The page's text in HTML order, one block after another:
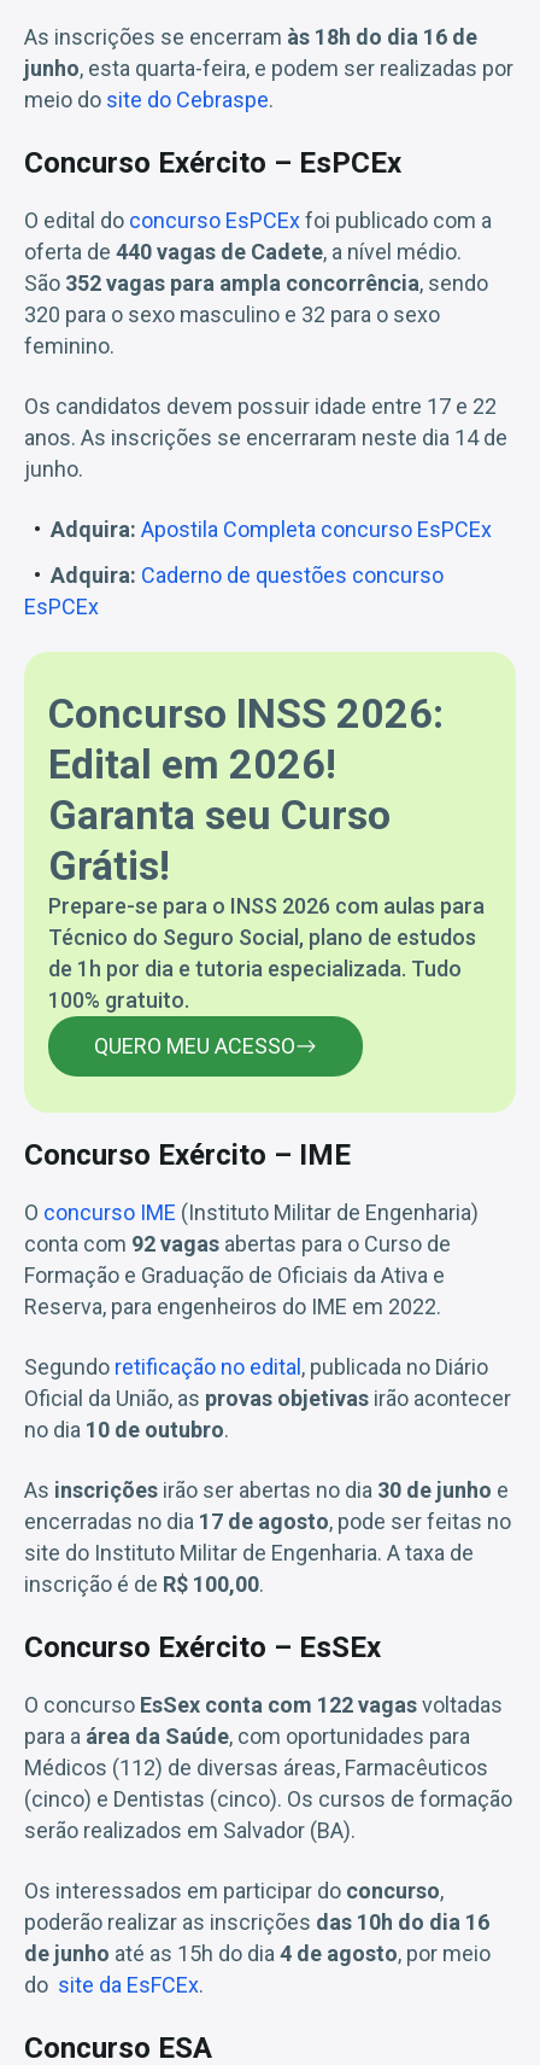
As inscrições se encerram às 18h do dia 16 de
junho, esta quarta-feira, e podem ser realizadas por
meio do site do Cebraspe.
Concurso Exército – EsPCEx
O edital do concurso EsPCExfoi publicado com a
oferta de 440 vagas de Cadete, a nível médio.
São 352 vagas para ampla concorrência, sendo
320 para o sexo masculino e 32 para o sexo
feminino.
Os candidatos devem possuir idade entre 17 e 22
anos. As inscrições se encerraram neste dia 14 de
junho.
Adquira: Apostila Completa concurso EsPCEx
Adquira: Caderno de questões concurso
EsPCEx
Concurso INSS 2026:
Edital em 2026!
Garanta seu Curso
Grátis!
Prepare-se para o INSS 2026 com aulas para
Técnico do Seguro Social, plano de estudos
de 1h por dia e tutoria especializada. Tudo
100% gratuito.
QUERO MEU ACESSO
Concurso Exército – IME
O concurso IME (Instituto Militar de Engenharia)
conta com 92 vagas abertas para o Curso de
Formação e Graduação de Oficiais da Ativa e
Reserva, para engenheiros do IME em 2022.
Segundo retificação no edital , publicada no Diário
Oficial da União, as provas objetivas irão acontecer
no dia 10 de outubro.
As inscrições irão ser abertas no dia 30 de junho e
encerradas no dia 17 de agosto, pode ser feitas no
site do Instituto Militar de Engenharia. A taxa de
inscrição é de R$ 100,00.
Concurso Exército – EsSEx
O concurso EsSex conta com 122 vagasvoltadas
para a área da Saúde, com oportunidades para
Médicos (112) de diversas áreas, Farmacêuticos
(cinco) e Dentistas (cinco). Os cursos de formação
serão realizados em Salvador (BA).
Os interessados em participar do concurso,
poderão realizar as inscrições das 10h do dia 16
de junho até as 15h do dia 4 de agosto, por meio
do site da EsFCEx.
Concurso ESA